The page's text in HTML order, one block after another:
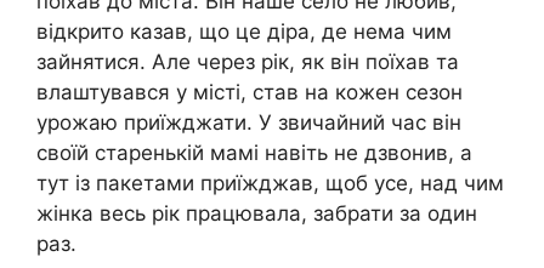
відкрито казав, що це діра, де нема чим
зайнятися. Але через рік, як він поїхав та
влаштувався у місті, став на кожен сезон
урожаю приїжджати. У звичайний час він
своїй старенькій мамі навіть не дзвонив, а
тут із пакетами приїжджав, щоб усе, над чим
жінка весь рік працювала, забрати за один
раз.